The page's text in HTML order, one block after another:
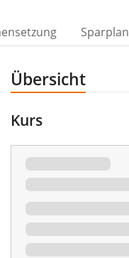
Sparplan
Übersicht
Kurs